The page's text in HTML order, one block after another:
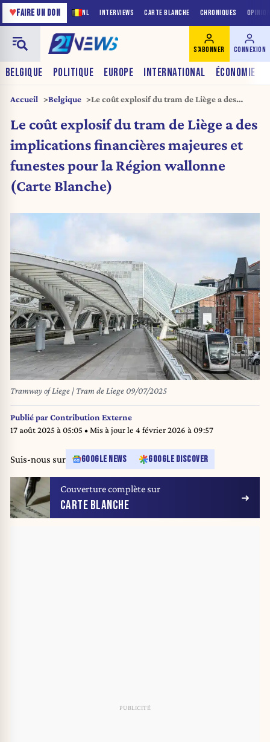
NL INTERVIEWS CARTE BLANCHE CHRONIQUES
♥FAIRE UN DON
BELGIQUE POLITIQUE EUROPE INTERNATIONAL ÉCONOMIE
S'ABONNER CONNEXION
Accueil Belgique
Le coût explosif du tram de Liège a des
funestes pour la Région wallonne (Carte
Blanche)
Le coût explosif du tram de Liège a des
implications financières majeures et
funestes pour la Région wallonne
(Carte Blanche)
Tramway of Liege | Tram de Liege 09/07/2025
Publié parContribution Externe
17 août 2025 à 05:05 • Mis à jour le 4 février 2026 à 09:57
Suis-nous sur GOOGLE NEWS GOOGLE DISCOVER
Couverture complète sur
CARTE BLANCHE